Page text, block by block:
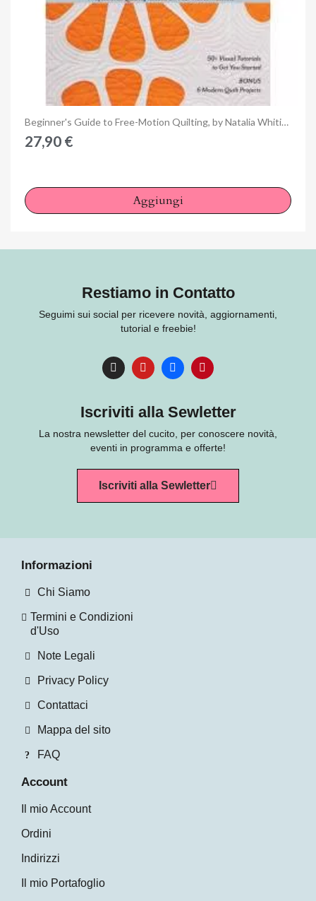
Anteprima Beginner's Guide to Free-Motion Quilting, by Natalia Whiting Bonner
27,90 €
Aggiungi
Restiamo in Contatto
Seguimi sui social per ricevere novità, aggiornamenti,
tutorial e freebie!
Iscriviti alla Sewletter
La nostra newsletter del cucito, per conoscere novità,
eventi in programma e offerte!
Iscriviti alla Sewletter
Informazioni
Chi Siamo
Termini e Condizioni
d'Uso
Note Legali
Privacy Policy
Contattaci
Mappa del sito
FAQ
Account
Il mio Account
Ordini
Indirizzi
Il mio Portafoglio